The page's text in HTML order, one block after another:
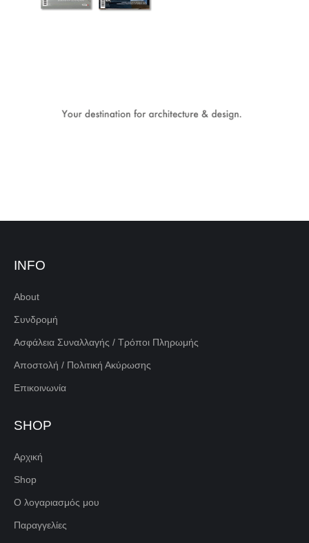
INFO
About
Συνδρομή
Ασφάλεια Συναλλαγής / Τρόποι Πληρωμής
Αποστολή / Πολιτική Ακύρωσης
Επικοινωνία
SHOP
Αρχική
Shop
Ο λογαριασμός μου
Παραγγελίες